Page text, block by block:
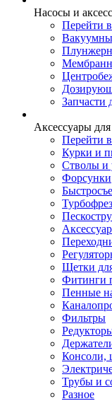
Насосы и
Перейти
Запчасти
Аксессуары
Перейти
Курки и
Стволы и
Форсунки
Щетки
Фитинги
Пенные
Фильтры
Консоли,
Трубы и
Разное